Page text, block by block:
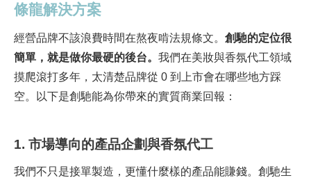
條龍解決方案
經營品牌不該浪費時間在熬夜啃法規條文。 創馳的定位很
簡單，就是做你最硬的後台。 我們在美妝與香氛代工領域
摸爬滾打多年，太清楚品牌從 0 到上市會在哪些地方踩
空。以下是創馳能為你帶來的實質商業回報：
1. 市場導向的產品企劃與香氛代工
我們不只是接單製造，更懂什麼樣的產品能賺錢。創馳生